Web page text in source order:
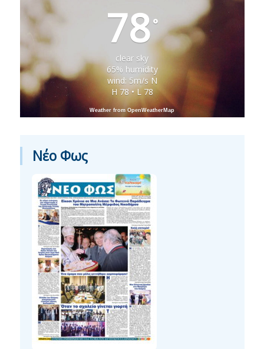
78°
clear sky
65% humidity
wind: 5m/s N
H 78 • L 78
Weather from OpenWeatherMap
Νέο Φως